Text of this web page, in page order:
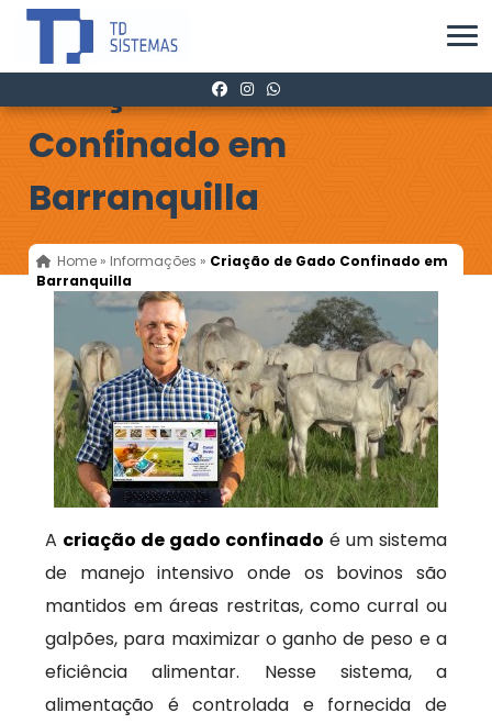
Criação de Gado
Confinado em
Barranquilla
Home » Informações » Criação de Gado Confinado em
Barranquilla
A criação de gado confinado é um sistema
de manejo intensivo onde os bovinos são
mantidos em áreas restritas, como curral ou
galpões, para maximizar o ganho de peso e a
eficiência alimentar. Nesse sistema, a
alimentação é controlada e fornecida de